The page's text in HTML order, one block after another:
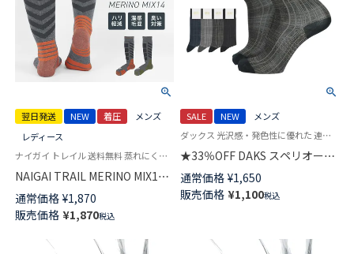
翌日発送 NEW 着圧
メンズ
レディース
ナイガイ トレイル 送料無料 蒸れにくい 温かい 防臭 スポーツソックス 段階着圧 弾性ストッキング
NAIGAI TRAIL MERINO MIX14
メリノウール混 着圧ハイソック
ス アーチサポート メンズ レデ
ィース 【365日最短翌日発送】
90370009
通常価格 ¥1,870
販売価格 ¥1,870税込
SALE NEW
メンズ
ダックス 光沢感・発色性に優れた 連続シルケット加工糸使用 紳士 靴下 男性
★33％OFF DAKS スペリオール
ピマ綿混 ビジネスソックス 消
臭加工 ノベーションチェック
クルー丈 日本製 メンズ
通常価格 ¥1,650
販売価格 ¥1,100税込